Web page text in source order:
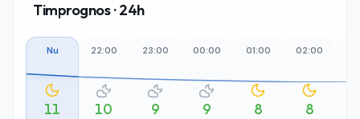
Timprognos · 24h
Nu
11
22:00
10
23:00
9
00:00
9
01:00
8
02:00
8